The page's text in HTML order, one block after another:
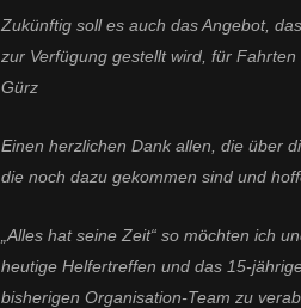
Zukünftig soll es auch das Angebot,
zur Verfügung gestellt wird, für
Gürz
Einen herzlichen Dank allen, die über
die noch dazu gekommen sind und
„Alles hat seine Zeit“ so möchten ich
heutige Helfertreffen und das 15-
bisherigen Organisation-Team zu